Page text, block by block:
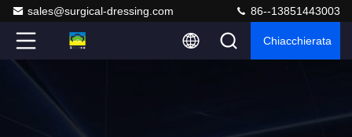
sales@surgical-dressing.com 86--13851443003
Chiacchierata